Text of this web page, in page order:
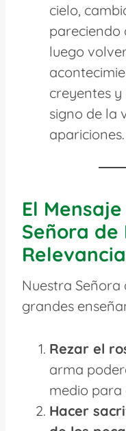
cielo,
pareciendo
luego
creyentes y
signo de la
apariciones.
El
Señora de
Nuestra Señora
grandes
Rezar el
arma
medio para
Hacer